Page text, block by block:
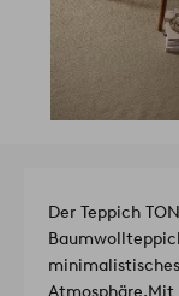
Der Teppich
Atmosphäre.Mit